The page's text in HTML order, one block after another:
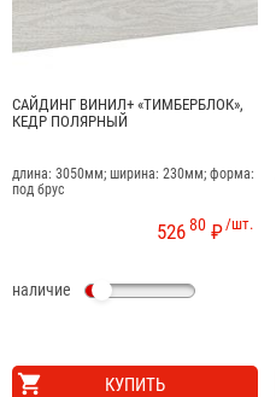
САЙДИНГ ВИНИЛ+ «ТИМБЕРБЛОК»,
КЕДР ПОЛЯРНЫЙ
длина: 3050мм; ширина: 230мм; форма:
под брус
/шт.
52680 ₽
наличие
КУПИТЬ